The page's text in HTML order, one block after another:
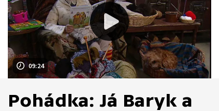
09:24
Pohádka: Já Baryk a